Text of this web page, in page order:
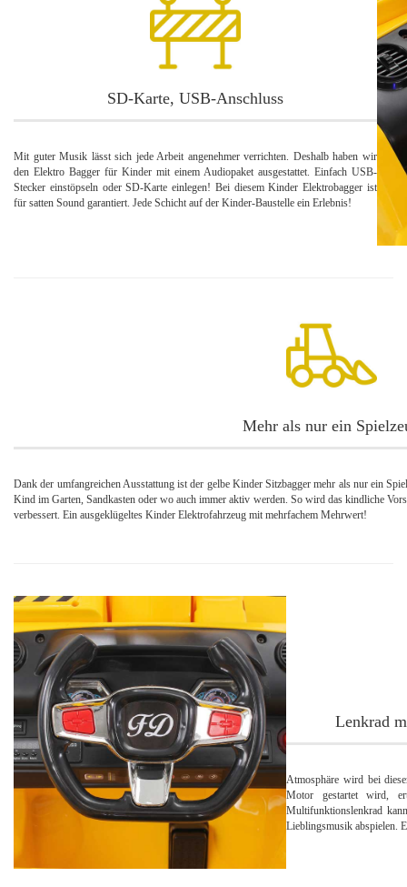
SD-Karte, USB-Anschluss
Mit guter Musik lässt sich jede Arbeit angenehmer verrichten. Deshalb haben wir
den Elektro Bagger für Kinder mit einem Audiopaket ausgestattet. Einfach USB-
Stecker einstöpseln oder SD-Karte einlegen! Bei diesem Kinder Elektrobagger ist
für satten Sound garantiert. Jede Schicht auf der Kinder-Baustelle ein Erlebnis!
Mehr als nur ein
Dank der umfangreichen Ausstattung ist der gelbe Kinder Sitzbagger mehr als nur ein
Kind im Garten, Sandkasten oder wo auch immer aktiv werden. So wird das kindliche
verbessert. Ein ausgeklügeltes Kinder Elektrofahrzeug mit mehrfachem Mehrwert!
Lenkrad
Atmosphäre wird bei
Motor gestartet wird,
Multifunktionslenkrad
Lieblingsmusik abspielen.